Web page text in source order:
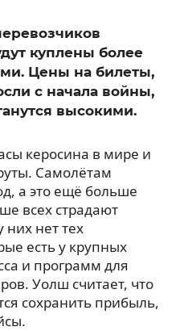
куплены более
Цены на билеты,
с начала войны,
высокими.
керосина в мире и
Самолётам
а это ещё больше
всех страдают
нет тех
есть у крупных
и программ для
Уолш считает, что
сохранить прибыль,